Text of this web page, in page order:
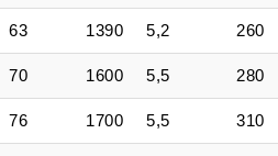
63 1390 5,2 260
70 1600 5,5 280
76 1700 5,5 310